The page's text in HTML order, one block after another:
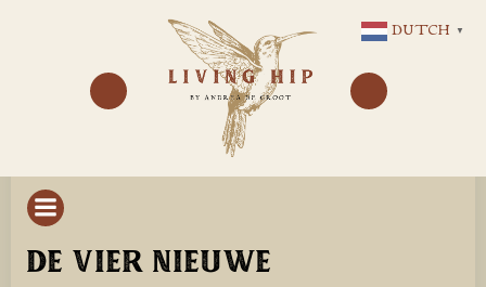
NAAR
DE
INHOUD
DE VIER NIEUWE
DUTCH ▼